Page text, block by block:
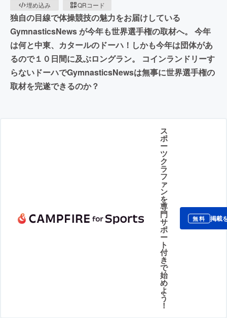
埋め込み
QRコード
独自の目線で体操競技の魅力をお届けしている
GymnasticsNews が今年も世界選手権の取材へ。 今年
は何と中東、カタールのドーハ！しかも今年は団体があ
るので１０日間に及ぶロングラン。 コインランドリーす
らないドーハでGymnasticsNewsは無事に世界選手権の
取材を完遂できるのか？
ス
ポ
ー
ツ
ク
ラ
フ
ァ
ン
を
専
門
サ
ポ
ー
ト
付
き
で
始
め
よ
う
！
無料 掲載